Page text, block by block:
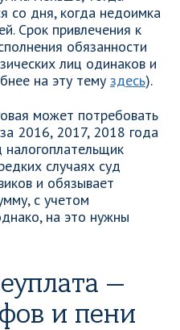
со дня, когда недоимка
Срок привлечения к
обязанности
лиц одинаков и
на эту тему здесь).
может потребовать
2016, 2017, 2018 года
случаях суд
и обязывает
с учетом
на это нужны
—
и пени